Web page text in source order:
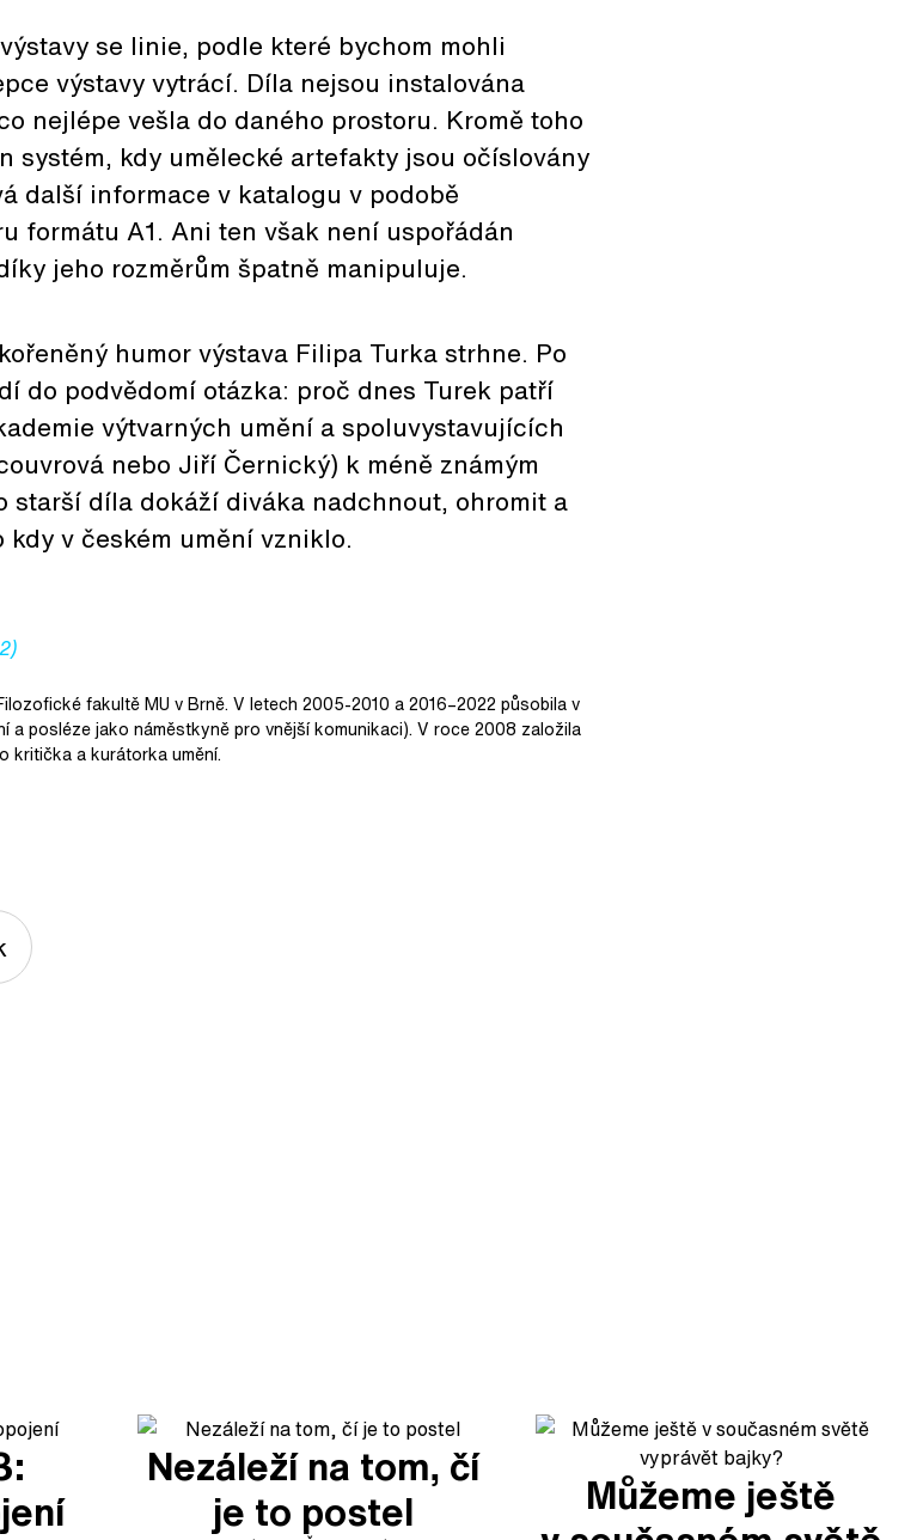
se linie, podle které bychom mohli
výstavy vytrácí. Díla nejsou instalována
nejlépe vešla do daného prostoru. Kromě toho
systém, kdy umělecké artefakty jsou očíslovány
další informace v katalogu v podobě
formátu A1. Ani ten však není uspořádán
jeho rozměrům špatně manipuluje.
humor výstava Filipa Turka strhne. Po
do podvědomí otázka: proč dnes Turek patří
výtvarných umění a spoluvystavujících
nebo Jiří Černický) k méně známým
starší díla dokáží diváka nadchnout, ohromit a
v českém umění vzniklo.
fakultě MU v Brně. V letech 2005-2010 a 2016–2022 působila v
a posléze jako náměstkyně pro vnější komunikaci). V roce 2008 založila
kritička a kurátorka umění.
Nezáleží na tom, čí
je to postel
Můžeme ještě